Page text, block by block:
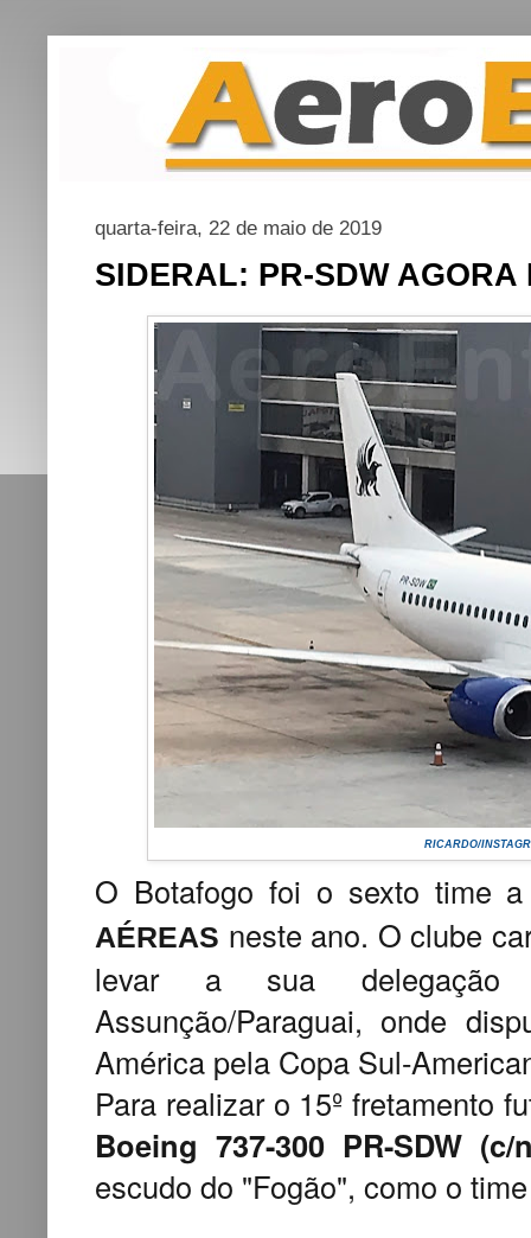
quarta-feira, 22 de maio de 2019
SIDERAL: PR-SDW AGORA
RICARDO/
O Botafogo foi o sexto time
AÉREAS neste ano. O clube
levar a sua
Assunção/Paraguai, onde
América pela Copa Sul-
Para realizar o 15º fretamento
Boeing 737-300 PR-SDW (c/
escudo do "Fogão", como o